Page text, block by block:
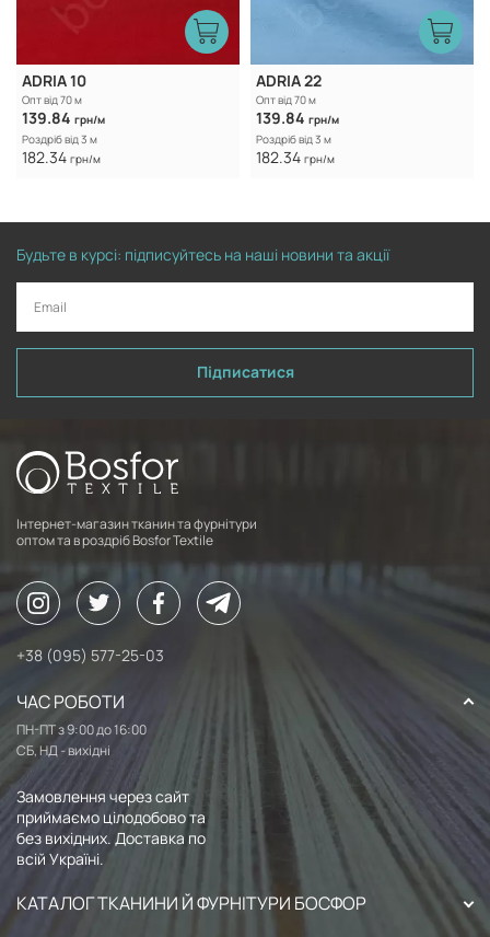
ADRIA 10
Опт від 70 м
139.84 грн/м
Роздріб від 3 м
182.34 грн/м
ADRIA 22
Опт від 70 м
139.84 грн/м
Роздріб від 3 м
182.34 грн/м
Будьте в курсі: підписуйтесь на наші новини та акції
Підписатися
Інтернет-магазин тканин та фурнітури
оптом та в роздріб Bosfor Textile
+38 (095) 577-25-03
ЧАС РОБОТИ
ПН-ПТ з 9:00 до 16:00
СБ, НД - вихідні
Замовлення через сайт
приймаємо цілодобово та
без вихідних. Доставка по
всій Україні.
КАТАЛОГ ТКАНИНИ Й ФУРНІТУРИ БОСФОР